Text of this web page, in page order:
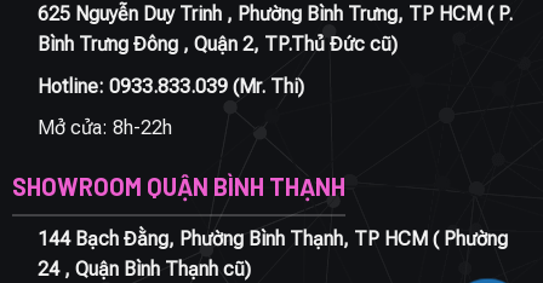
625 Nguyễn Duy Trinh , Phường Bình Trưng, TP HCM ( P.
Bình Trưng Đông , Quận 2, TP.Thủ Đức cũ)
Hotline: 0933.833.039(Mr. Thi)
Mở cửa: 8h-22h
SHOWROOM QUẬN BÌNH THẠNH
144 Bạch Đằng, Phường Bình Thạnh, TP HCM ( Phường
24 , Quận Bình Thạnh cũ)